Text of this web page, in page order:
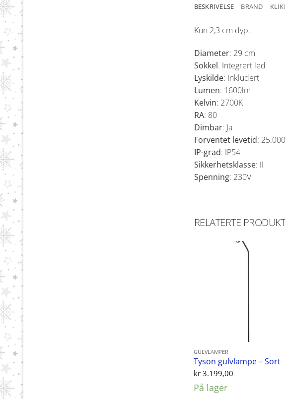
BESKRIVELSE BRAND
Kun 2,3 cm dyp.
Diameter: 29 cm
Sokkel. Integrert led
Lyskilde: Inkludert
Lumen: 1600lm
Kelvin: 2700K
RA: 80
Dimbar: Ja
Forventet levetid:
IP-grad: IP54
Sikkerhetsklasse: II
Spenning: 230V
RELATERTE
GULVLAMPER
Tyson gulvlampe – Sort
kr 3.199,00
På lager